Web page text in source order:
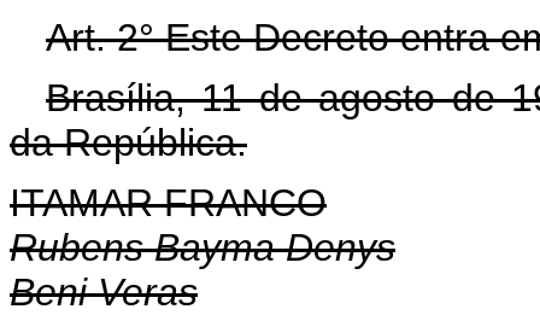
Art. 2° Este Decreto entra
Brasília, 11 de agosto de
da República.
ITAMAR FRANCO
Rubens Bayma Denys
Beni Veras